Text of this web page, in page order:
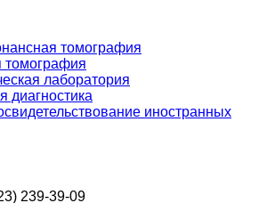
томография
томография
лаборатория
диагностика
иностранных
239-39-09